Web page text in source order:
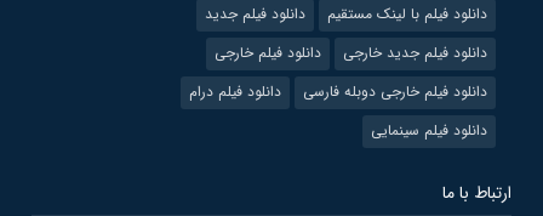
دانلود فیلم با لینک مستقیم
دانلود فیلم جدید
دانلود فیلم جدید خارجی
دانلود فیلم خارجی
دانلود فیلم خارجی دوبله فارسی
دانلود فیلم درام
دانلود فیلم سینمایی
ارتباط با ما